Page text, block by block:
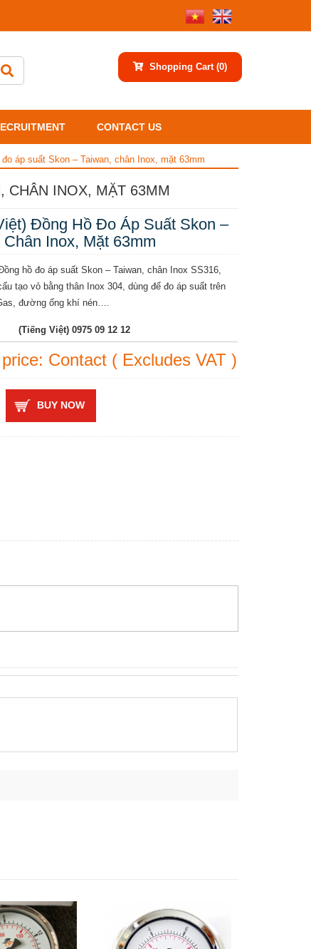
Shopping Cart (0)
CONTACT US
áp suất Skon – Taiwan, chân Inox, mặt 63mm
CHÂN INOX, MẶT 63MM
Đồng Hồ Đo Áp Suất Skon –
Chân Inox, Mặt 63mm
hồ đo áp suất Skon – Taiwan, chân Inox SS316,
tạo vỏ bằng thân Inox 304, dùng để đo áp suất trên
đường ống khí nén….
(Tiếng Việt) 0975 09 12 12
Contact ( Excludes VAT )
BUY NOW